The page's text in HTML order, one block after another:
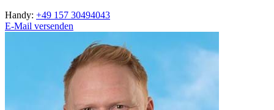
Handy: +49 157 30494043
E-Mail versenden